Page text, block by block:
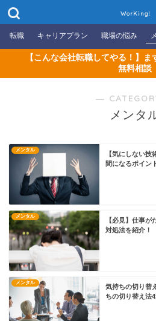
WorKing!
転職 キャリアプラン 職場の悩み
【こんな会社転職してやる！】
無料相談
―
メンタ
メンタル
【気にしない技
間になるポイン
メンタル
【必見】仕事が
対処法を紹介！
メンタル
気持ちの切り替
ちの切り替え法